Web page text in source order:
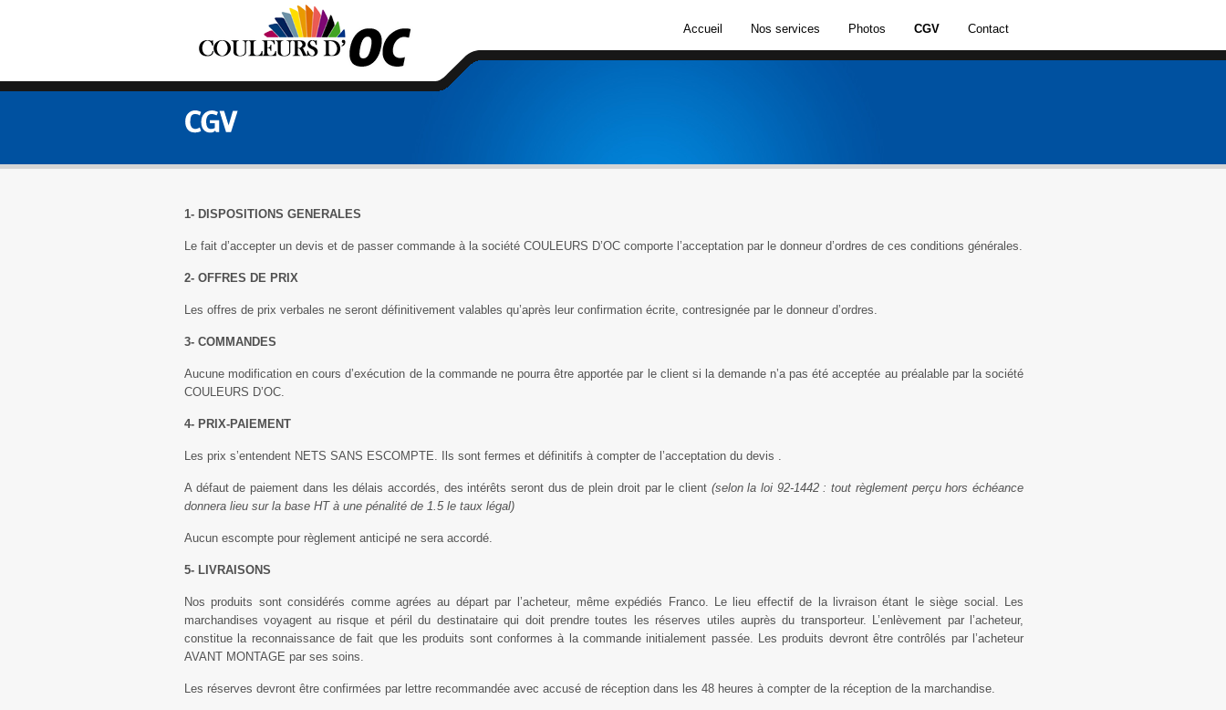
Accueil Nos services Photos CGV Contact
1- DISPOSITIONS GENERALES
Le fait d’accepter un devis et de passer commande à la société COULEURS D’OC comporte l’acceptation par le donneur d’ordres de ces conditions générales.
2- OFFRES DE PRIX
Les offres de prix verbales ne seront définitivement valables qu’après leur confirmation écrite, contresignée par le donneur d’ordres.
3- COMMANDES
Aucune modification en cours d’exécution de la commande ne pourra être apportée par le client si la demande n’a pas été acceptée au préalable par la société
COULEURS D’OC.
4- PRIX-PAIEMENT
Les prix s’entendent NETS SANS ESCOMPTE. Ils sont fermes et définitifs à compter de l’acceptation du devis .
A défaut de paiement dans les délais accordés, des intérêts seront dus de plein droit par le client (selon la loi 92-1442 : tout règlement perçu hors échéance
donnera lieu sur la base HT à une pénalité de 1.5 le taux légal)
Aucun escompte pour règlement anticipé ne sera accordé.
5- LIVRAISONS
Nos produits sont considérés comme agrées au départ par l’acheteur, même expédiés Franco. Le lieu effectif de la livraison étant le siège social. Les
marchandises voyagent au risque et péril du destinataire qui doit prendre toutes les réserves utiles auprès du transporteur. L’enlèvement par l’acheteur,
constitue la reconnaissance de fait que les produits sont conformes à la commande initialement passée. Les produits devront être contrôlés par l’acheteur
AVANT MONTAGE par ses soins.
Les réserves devront être confirmées par lettre recommandée avec accusé de réception dans les 48 heures à compter de la réception de la marchandise.